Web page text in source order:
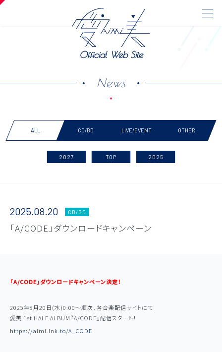
Official Web Site
Official Web Site
News
ALL CD/BD LIVE/EVENT OTHER
2027 TOP 2025
2025.08.20 CD/BD
「A/CODE」ダウンロードキャンペーン
「A/CODE」ダウンロードキャンペーン決定！
2025年8月20日(水)0:00～順次、各音楽配信サイトにて
愛美 1st HALF ALBUM『A/CODE』配信スタート！
https://aimi.lnk.to/A_CODE